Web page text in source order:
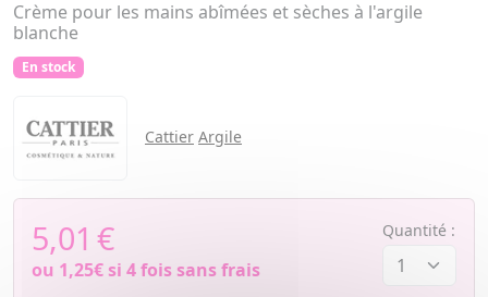
Crème pour les mains abîmées et sèches à l'argile
blanche
En stock
Cattier Argile
5,01 €
ou 1,25€si 4 fois sans frais
Quantité :